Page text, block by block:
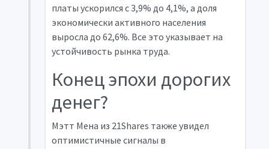
платы ускорился с 3,9% до 4,1%, а доля
экономически активного населения
выросла до 62,6%. Все это указывает на
устойчивость рынка труда.
Конец эпохи дорогих
денег?
Мэтт Мена из 21Shares также увидел
оптимистичные сигналы в